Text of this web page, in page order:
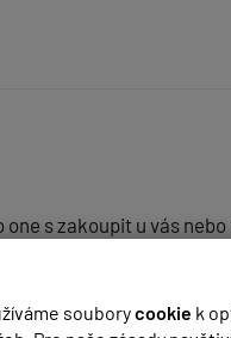
souborycookie k
s zakoupit u vás
důvodu ze zboží